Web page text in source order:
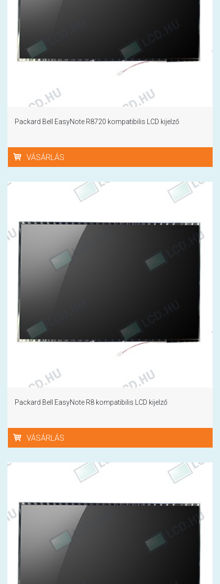
Packard Bell EasyNote R8720 kompatibilis LCD kijelző
VÁSÁRLÁS
Packard Bell EasyNote R8 kompatibilis LCD kijelző
VÁSÁRLÁS